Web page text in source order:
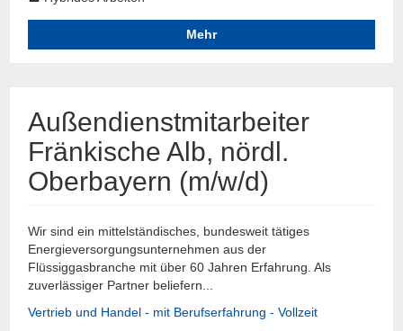
Mehr
Außendienstmitarbeiter
Fränkische Alb, nördl.
Oberbayern (m/w/d)
Wir sind ein mittelständisches, bundesweit tätiges
Energieversorgungsunternehmen aus der
Flüssiggasbranche mit über 60 Jahren Erfahrung. Als
zuverlässiger Partner beliefern...
Vertrieb und Handel - mit Berufserfahrung - Vollzeit